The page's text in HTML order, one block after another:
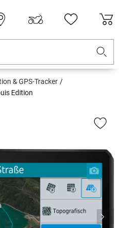
& GPS-Tracker
Edition